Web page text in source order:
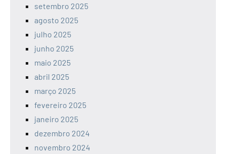
setembro 2025
agosto 2025
julho 2025
junho 2025
maio 2025
abril 2025
março 2025
fevereiro 2025
janeiro 2025
dezembro 2024
novembro 2024